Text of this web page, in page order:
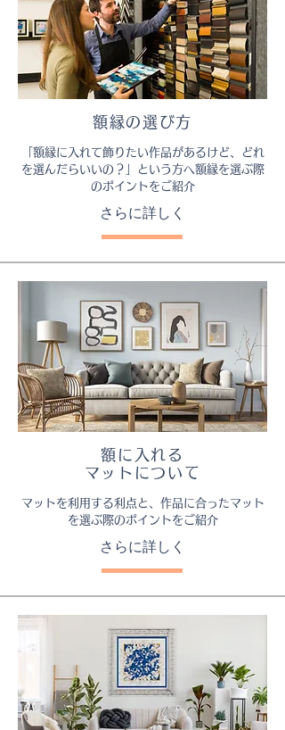
額縁の選び方
「額縁に入れて飾りたい作品があるけど、どれ
を選んだらいいの？」という方へ額縁を選ぶ際
のポイントをご紹介
さらに詳しく
額に入れる
マットについて
マットを利用する利点と、作品に合ったマット
を選ぶ際のポイントをご紹介
さらに詳しく